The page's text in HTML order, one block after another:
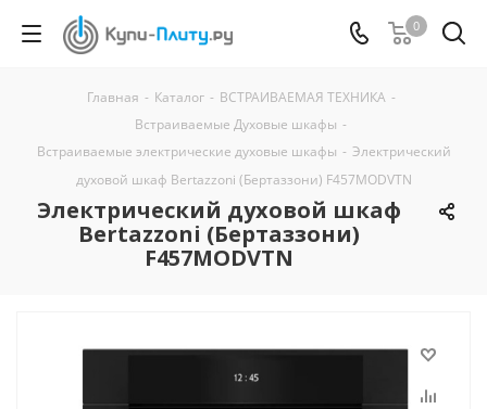
0
Главная - Каталог - ВСТРАИВАЕМАЯ ТЕХНИКА -
Встраиваемые Духовые шкафы -
Встраиваемые электрические духовые шкафы - Электрический
духовой шкаф Bertazzoni (Бертаззони) F457MODVTN
Электрический духовой шкаф
Bertazzoni (Бертаззони)
F457MODVTN